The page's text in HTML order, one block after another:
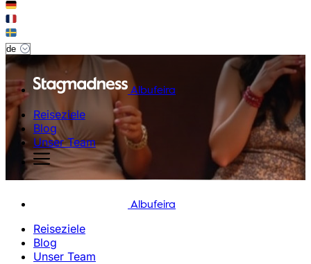
Albufeira
Reiseziele
Blog
Unser Team
Albufeira
Reiseziele
Blog
Unser Team